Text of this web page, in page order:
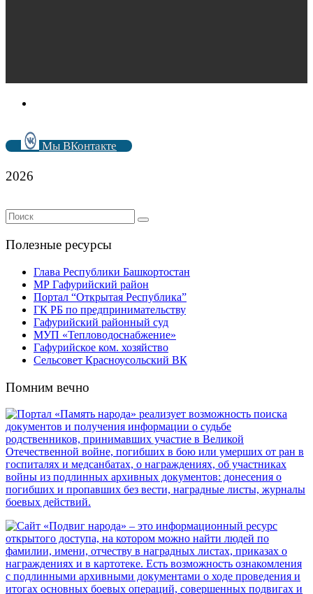
Мы ВКонтакте
2026
Полезные ресурсы
Глава Республики Башкортостан
МР Гафурийский район
Портал “Открытая Республика”
ГК РБ по предпринимательству
Гафурийский районный суд
МУП «Тепловодоснабжение»
Гафурийское ком. хозяйство
Сельсовет Красноусольский ВК
Помним вечно